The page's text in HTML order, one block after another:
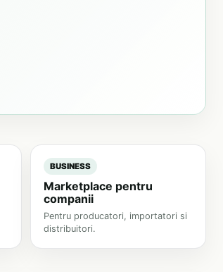
BUSINESS
Marketplace pentru
companii
Pentru producatori, importatori si
distribuitori.